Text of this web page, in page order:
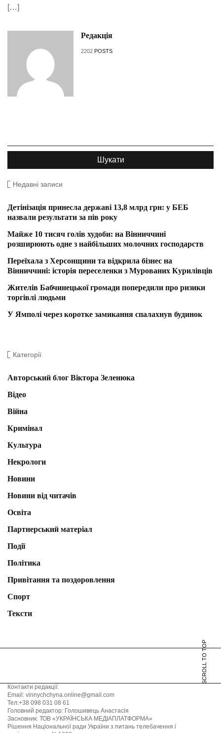
[…]
Редакція
2202 POSTS
Недавні записи
Детінізація принесла державі 13,8 млрд грн: у БЕБ
назвали результати за пів року
Майже 10 тисяч голів худоби: на Вінниччині
розширюють одне з найбільших молочних господарств
Переїхала з Херсонщини та відкрила бізнес на
Вінниччині: історія переселенки з Мурованих Курилівців
Жителів Бабчинецької громади попередили про ризики
торгівлі людьми
У Ямполі через коротке замикання спалахнув будинок
Категорії
Авторський блог Віктора Зеленюка
Відео
Війна
Кримінал
Культура
Некрологи
Новини
Новини від читачів
Освіта
Партнерський матеріал
Події
Політика
Привітання та поздоровлення
Спорт
Тексти
SCROLL TO TOP
Контакти редакції:
Email: vinnychchyna.online@gmail.com
Тел:+38 098 031 08 61
Головний редактор: Голошивець Анастасія
Засновник: ТОВ «УКРАЇНСЬКА МЕДІАПЛАТФОРМА»
Рішення Національної ради України з питань телебачення і